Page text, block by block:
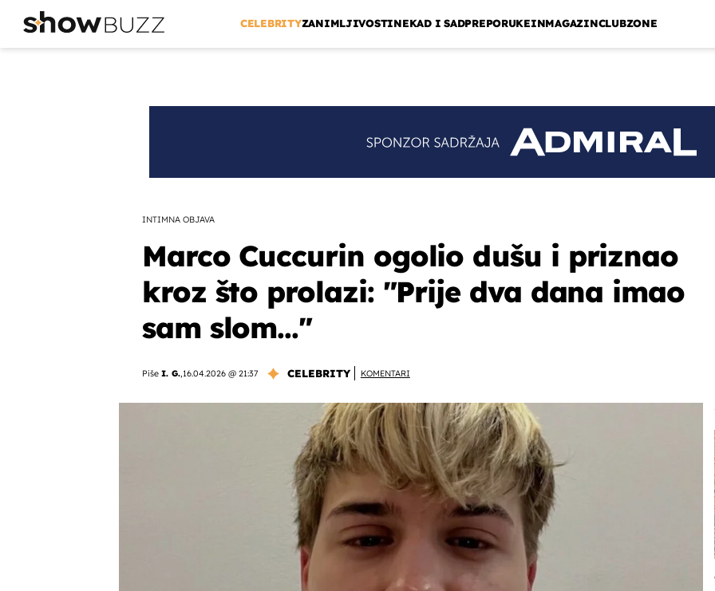
CELEBRITYZANIMLJIVOSTINEKAD I SADPREPORUKEINMAGAZINCLUBZONE
INTIMNA OBJAVA
Marco Cuccurin ogolio dušu i priznao
kroz što prolazi: "Prije dva dana imao
sam slom..."
Piše I. G.,16.04.2026 @ 21:37 CELEBRITY KOMENTARI